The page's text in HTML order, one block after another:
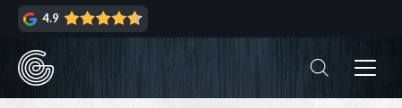
Hoppa
navigering
Hoppa
innehåll
4.9